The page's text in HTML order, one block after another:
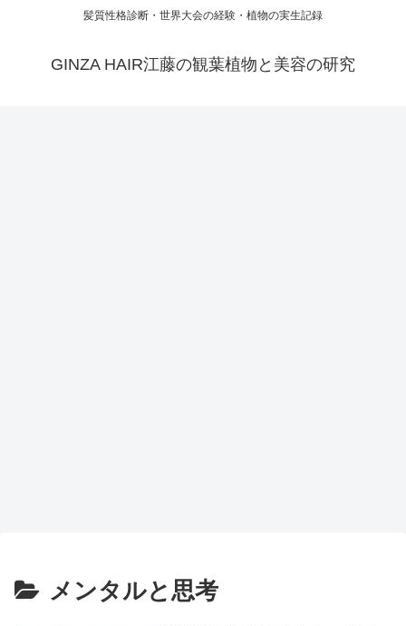
髪質性格診断・世界大会の経験・植物の実生記録
GINZA HAIR江藤の観葉植物と美容の研究
メンタルと思考